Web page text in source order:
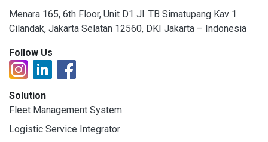
Menara 165, 6th Floor, Unit D1 Jl. TB Simatupang Kav 1
Cilandak, Jakarta Selatan 12560, DKI Jakarta – Indonesia
Follow Us
Solution
Fleet Management System
Logistic Service Integrator